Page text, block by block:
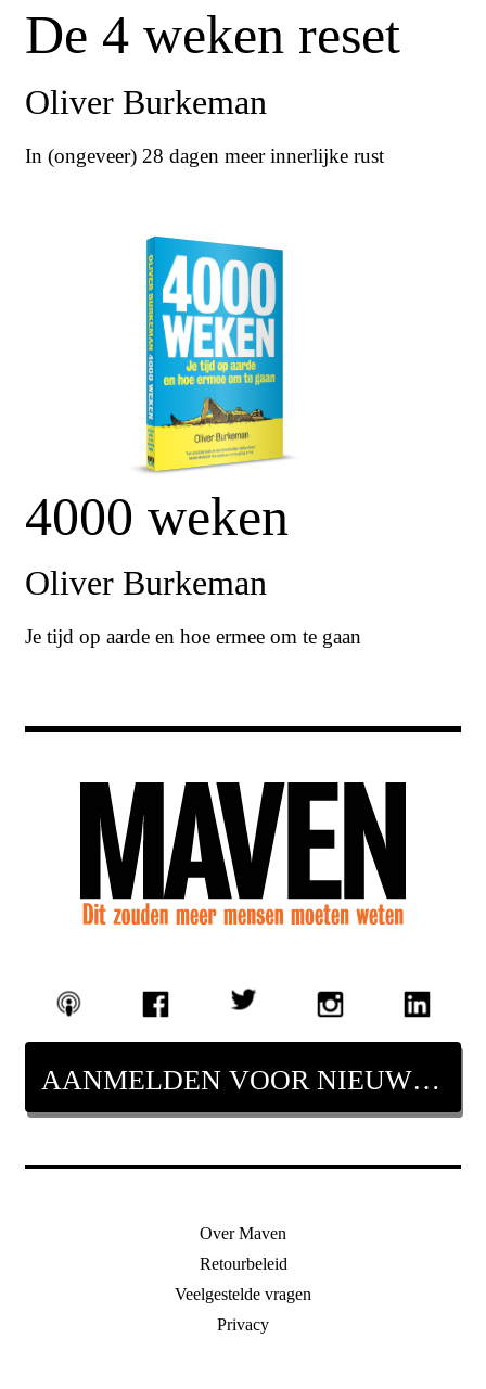
De 4 weken reset
Oliver Burkeman
In (ongeveer) 28 dagen meer innerlijke rust
4000 weken
Oliver Burkeman
Je tijd op aarde en hoe ermee om te gaan
AANMELDEN VOOR NIEUWSBRIEF
Over Maven
Retourbeleid
Veelgestelde vragen
Privacy